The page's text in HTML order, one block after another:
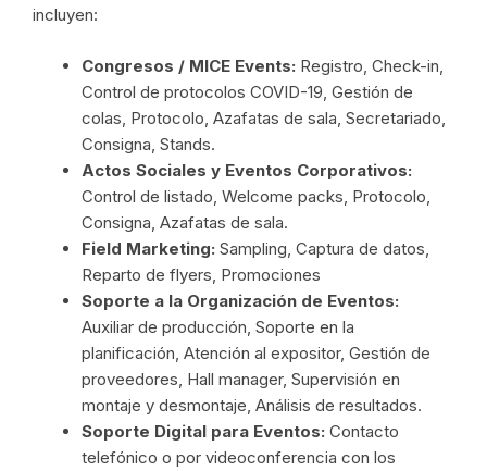
incluyen:
Congresos / MICE Events: Registro, Check-in,
Control de protocolos COVID-19, Gestión de
colas, Protocolo, Azafatas de sala, Secretariado,
Consigna, Stands.
Actos Sociales y Eventos Corporativos:
Control de listado, Welcome packs, Protocolo,
Consigna, Azafatas de sala.
Field Marketing: Sampling, Captura de datos,
Reparto de flyers, Promociones
Soporte a la Organización de Eventos:
Auxiliar de producción, Soporte en la
planificación, Atención al expositor, Gestión de
proveedores, Hall manager, Supervisión en
montaje y desmontaje, Análisis de resultados.
Soporte Digital para Eventos: Contacto
telefónico o por videoconferencia con los